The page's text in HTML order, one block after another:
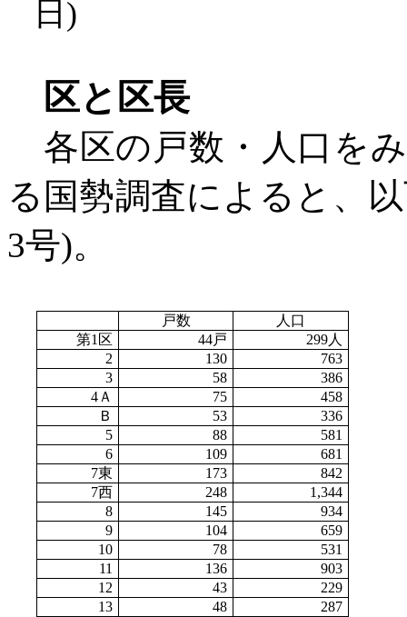
日)
区と区長
各区の戸数・人口を
る国勢調査によると、
3号)。
戸数
人口
第1区 44戸
299人
2
130
763
3
58
386
4Ａ
75
458
Ｂ
53
336
5
88
581
6
109
681
7東
173
842
7西
248
1,344
8
145
934
9
104
659
10
78
531
11
136
903
12
43
229
13
48
287